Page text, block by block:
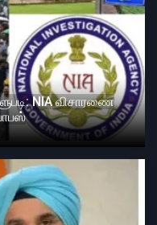
NIA விசாரணை